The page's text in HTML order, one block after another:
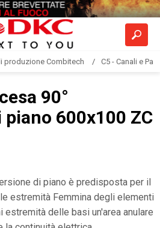
produzione Combitech C5 - Canali e
90°
600x100 ZC
di piano è predisposta per il
estremità Femmina degli elementi
delle basi un'area anulare